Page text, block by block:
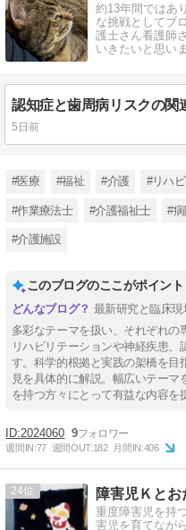
約13年間ではあ
な挑戦としてブ
護士さん看護師
いきたいと思い
5日前
#医療 #福祉 #介護 #リハビ
#作業療法士 #介護福祉士 #
#介護施設
このブログのここがポイント
最新研究と臨床現
多彩なテーマを扱い、それぞれの
リハビリテーションや神経疾患
す。科学的根拠と実践の架橋を目
見を具体的に解説。幅広いテー
を持つ方々にとって有益な内容を
2024060 9
週間IN:77 週間OUT:182 月間IN:406
24 障害児Ｋと
重度障害児を持
害児を育てなが